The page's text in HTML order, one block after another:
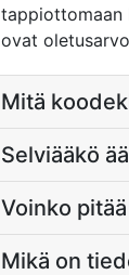
tappiottomaan
ovat
Mitä
Selviääkö
Voinko
Mikä on